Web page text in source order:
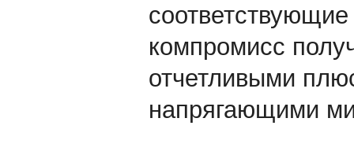
компромисс
отчетливыми
напрягающими